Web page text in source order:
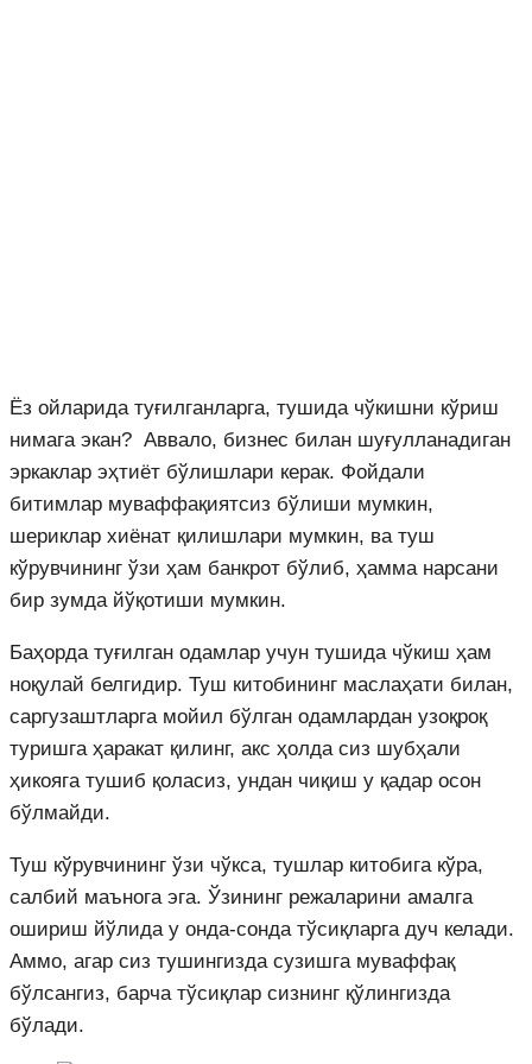
Ёз ойларида туғилганларга, тушида чўкишни кўриш
нимага экан? Аввало, бизнес билан шуғулланадиган
эркаклар эҳтиёт бўлишлари керак. Фойдали
битимлар муваффақиятсиз бўлиши мумкин,
шериклар хиёнат қилишлари мумкин, ва туш
кўрувчининг ўзи ҳам банкрот бўлиб, ҳамма нарсани
бир зумда йўқотиши мумкин.
Баҳорда туғилган одамлар учун тушида чўкиш ҳам
ноқулай белгидир. Туш китобининг маслаҳати билан,
саргузаштларга мойил бўлган одамлардан узоқроқ
туришга ҳаракат қилинг, акс ҳолда сиз шубҳали
ҳикояга тушиб қоласиз, ундан чиқиш у қадар осон
бўлмайди.
Туш кўрувчининг ўзи чўкса, тушлар китобига кўра,
салбий маънога эга. Ўзининг режаларини амалга
ошириш йўлида у онда-сонда тўсиқларга дуч келади.
Аммо, агар сиз тушингизда сузишга муваффақ
бўлсангиз, барча тўсиқлар сизнинг қўлингизда
бўлади.